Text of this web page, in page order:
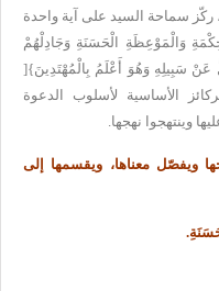
سماحة السيد على آية واحدة
وَالْمَوْعِظَةِ الْحَسَنَةِ وَجَادِلْهُمْ
سَبِيلِهِ وَهُوَ أَعْلَمُ بِالْمُهْتَدِينَ}[
الأساسية لأسلوب الدعوة
وينتهجوا نهجها.
ويفصّل معناها، ويقسمها إلى
.